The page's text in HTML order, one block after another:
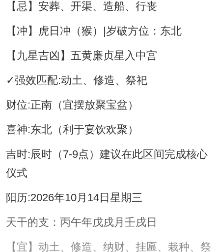
【忌】安葬、开渠、造船、行丧
【冲】虎日冲（猴）|岁破方位：东北
【九星吉凶】五黄廉贞星入中宫
✓强效匹配:动土、修造、祭祀
财位:正南（宜摆放聚宝盆）
喜神:东北（利于宴饮欢聚）
吉时:辰时（7-9点）建议在此区间完成核心
仪式
阳历:2026年10月14日星期三
天干的支：丙午年戊戌月壬戌日
【宜】动土、修造、纳财、挂匾、栽种、祭